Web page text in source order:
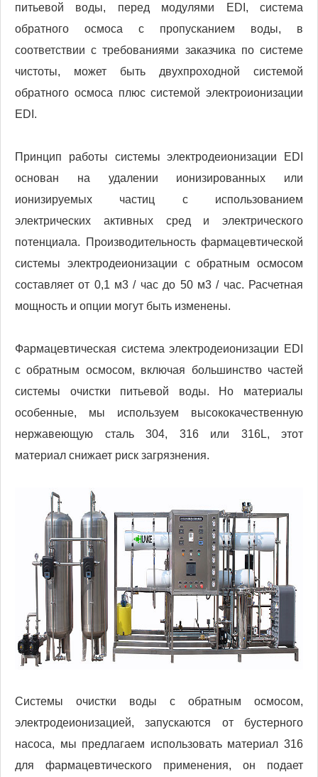
питьевой воды, перед модулями EDI, система
обратного осмоса с пропусканием воды, в
соответствии с требованиями заказчика по системе
чистоты, может быть двухпроходной системой
обратного осмоса плюс системой электроионизации
EDI.
Принцип работы системы электродеионизации EDI
основан на удалении ионизированных или
ионизируемых частиц с использованием
электрических активных сред и электрического
потенциала. Производительность фармацевтической
системы электродеионизации с обратным осмосом
составляет от 0,1 м3 / час до 50 м3 / час. Расчетная
мощность и опции могут быть изменены.
Фармацевтическая система электродеионизации EDI
с обратным осмосом, включая большинство частей
системы очистки питьевой воды. Но материалы
особенные, мы используем высококачественную
нержавеющую сталь 304, 316 или 316L, этот
материал снижает риск загрязнения.
Системы очистки воды с обратным осмосом,
электродеионизацией, запускаются от бустерного
насоса, мы предлагаем использовать материал 316
для фармацевтического применения, он подает